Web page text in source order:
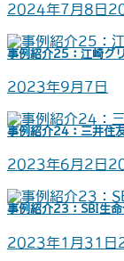
2024年7月8日
事例紹介25：江崎グ
2023年9月7日
事例紹介24：三井住
2023年6月2日
事例紹介23：SBI生
2023年1月31日